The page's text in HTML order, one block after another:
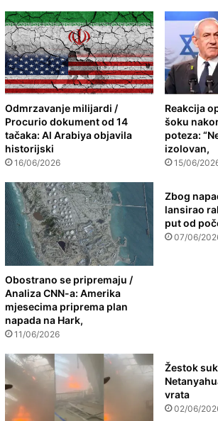
Odmrzavanje milijardi /
Procurio dokument od 14
tačaka: Al Arabiya objavila
historijski
16/06/2026
Reakcija
šoku
poteza:
izolovan,
15/06/
Obostrano se pripremaju /
Analiza CNN-a: Amerika
mjesecima priprema plan
napada na Hark,
11/06/2026
Zbog
lansirao
put od
07/06/
Žestok
vrata
02/06/